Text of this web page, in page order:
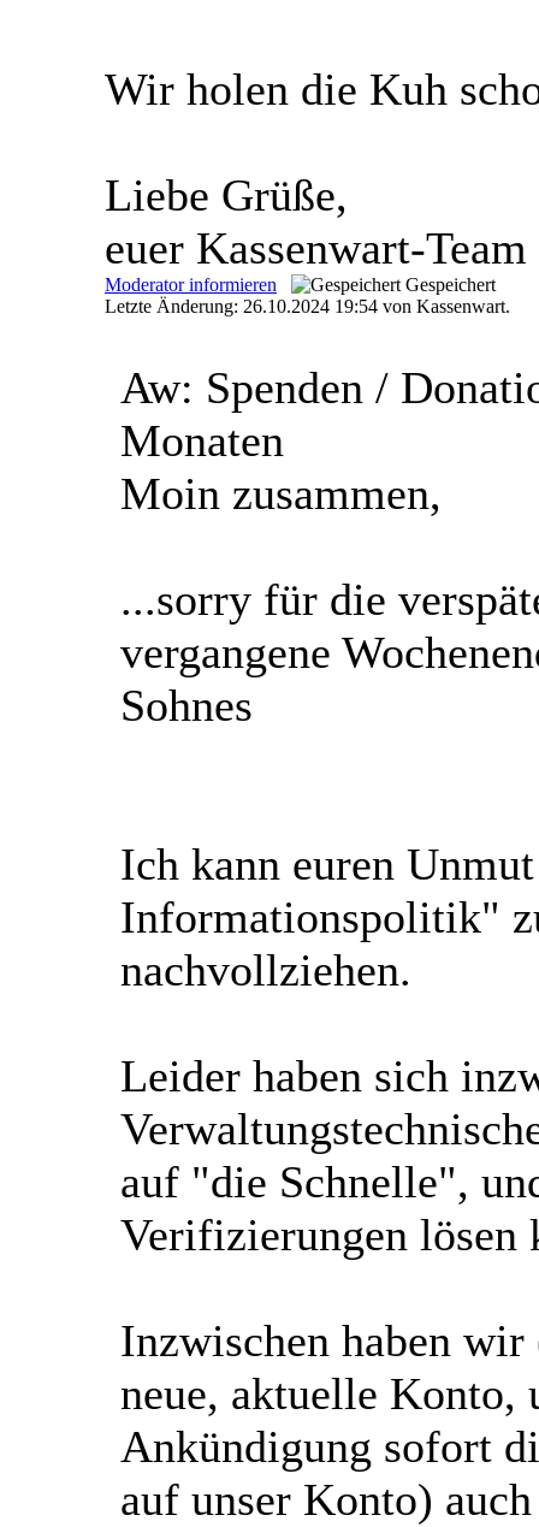
Wir holen die Kuh
Liebe Grüße,
euer Kassenwart-
Moderator informieren
Gespeichert
Letzte Änderung: 26.10.2024 19:54 von Kassenwart.
Aw: Spenden /
Monaten
Moin zusammen,
...sorry für die
vergangene
Sohnes
Ich kann euren
Informationspolitik"
nachvollziehen.
Leider haben sich
auf "die Schnelle",
Verifizierungen lösen
Inzwischen haben
neue, aktuelle Konto,
Ankündigung sofort
auf unser Konto)